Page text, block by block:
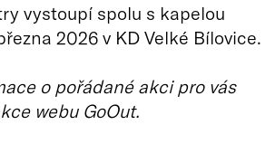
vystoupí spolu s kapelou
2026 v KD Velké Bílovice.
o pořádané akci pro vás
webu GoOut.